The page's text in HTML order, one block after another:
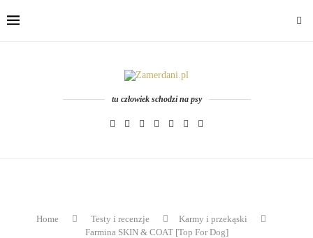
tu człowiek schodzi na psy
Home Testy i recenzje
Karmy i przekąski
Farmina SKIN & COAT [Top For Dog]